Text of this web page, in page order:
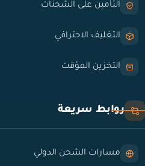
التأمين على الشحنات
التغليف الاحترافي
التخزين المؤقت
روابط سريعة
مسارات الشحن الدولي